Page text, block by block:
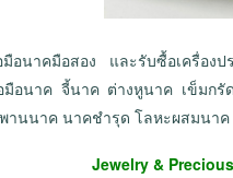
มือนาคมือสอง และรับซื้อเครื่อ
มือนาค จี้นาค ต่างหูนาค เข็มก
านนาค นาคชำรุด โลหะผสมนาค
Jewelry &